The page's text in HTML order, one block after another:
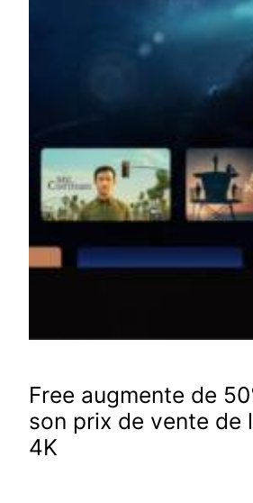
Free augmente de
son prix de vente de
4K